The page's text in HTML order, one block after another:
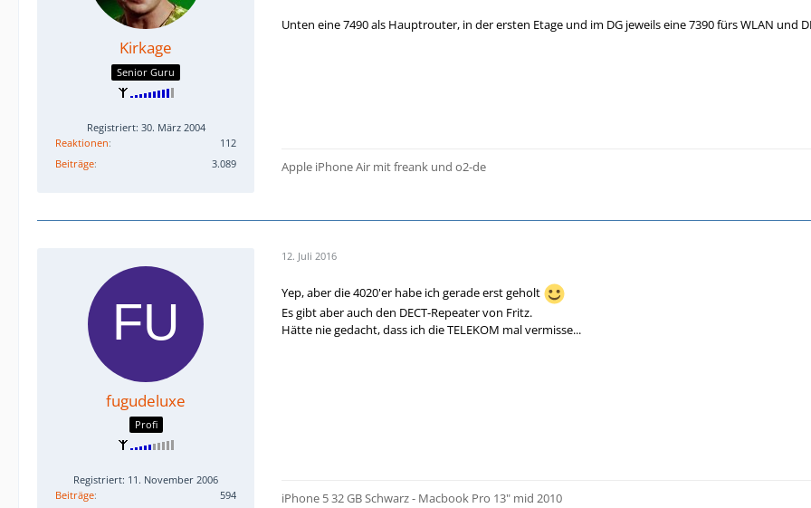
Kirkage
Senior Guru
Registriert: 30. März 2004
Reaktionen
112
Beiträge
3.089
Unten eine 7490 als Hauptrouter, in der ersten Etage und im DG jeweils eine 7390 fürs WLAN und
Apple iPhone Air mit freank und o2-de
fugudeluxe
Profi
Registriert: 11. November 2006
Beiträge
594
12. Juli 2016
Yep, aber die 4020'er habe ich gerade erst geholt
Es gibt aber auch den DECT-Repeater von Fritz.
Hätte nie gedacht, dass ich die TELEKOM mal vermisse...
iPhone 5 32 GB Schwarz - Macbook Pro 13" mid 2010